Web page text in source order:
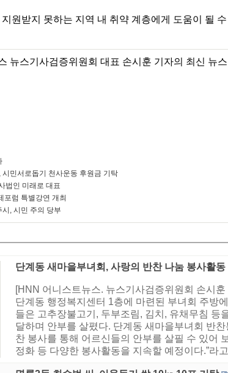
원받지 못하는 지역 내 취약 계층에게 도움이 될
뉴스기사검증위원회 대표 손시훈 기자의 최신 뉴
민서로돕기 천사운동 후원금 기탁
법인 미래로 대표
포럼 특별강연 개최
, 시민 주의 당부
단계동 새마을부녀회, 사랑의 반찬 나눔 봉사활동
[HNN 어니스트뉴스. 뉴스기사검증위원회 손시
단계동 행정복지센터 1층에 마련된 부녀회 주방
들은 고추장불고기, 두부조림, 김치, 유채무침 등
달하며 안부를 살폈다. 단계동 새마을부녀회 반
찬 봉사를 통해 어르신들의 안부를 살필 수 있어
정화 등 다양한 봉사활동을 지속할 예정이다.”라